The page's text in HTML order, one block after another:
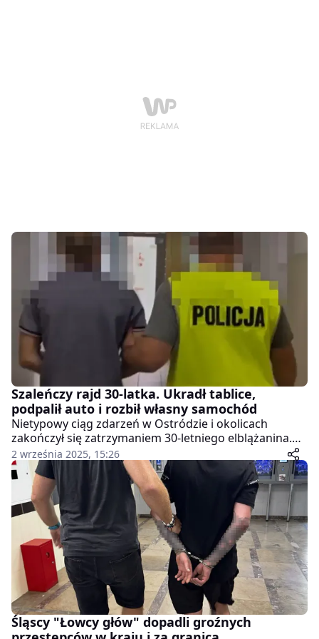
Szaleńczy rajd 30-latka. Ukradł tablice,
podpalił auto i rozbił własny samochód
Nietypowy ciąg zdarzeń w Ostródzie i okolicach
zakończył się zatrzymaniem 30-letniego elblążanina.
Mężczyzna odpowie przed sądem za kradzież,
podpalenie i posiadanie narkotyków.
2 września 2025, 15:26
Śląscy "Łowcy głów" dopadli groźnych